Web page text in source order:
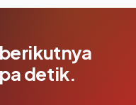
detik.